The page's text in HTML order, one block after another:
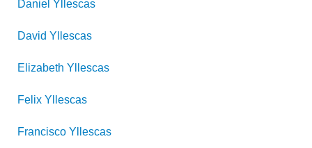
Daniel Yllescas
David Yllescas
Elizabeth Yllescas
Felix Yllescas
Francisco Yllescas